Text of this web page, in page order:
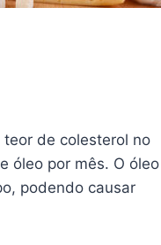
de colesterol no
óleo por mês. O óleo
podendo causar